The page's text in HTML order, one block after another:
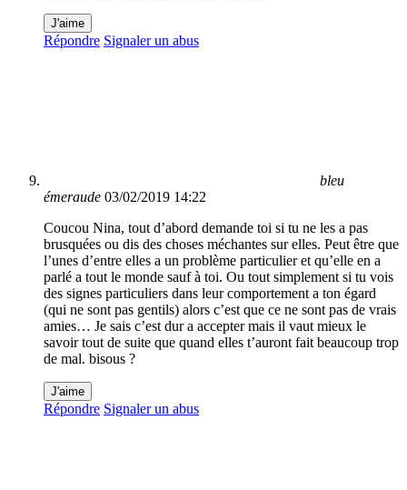
J'aime
Répondre Signaler un abus
bleu
émeraude 03/02/2019 14:22
Coucou Nina, tout d’abord demande toi si tu ne les a pas
brusquées ou dis des choses méchantes sur elles. Peut être que
l’unes d’entre elles a un problème particulier et qu’elle en a
parlé a tout le monde sauf à toi. Ou tout simplement si tu vois
des signes particuliers dans leur comportement a ton égard
(qui ne sont pas gentils) alors c’est que ce ne sont pas de vrais
amies… Je sais c’est dur a accepter mais il vaut mieux le
savoir tout de suite que quand elles t’auront fait beaucoup trop
de mal. bisous ?
J'aime
Répondre Signaler un abus